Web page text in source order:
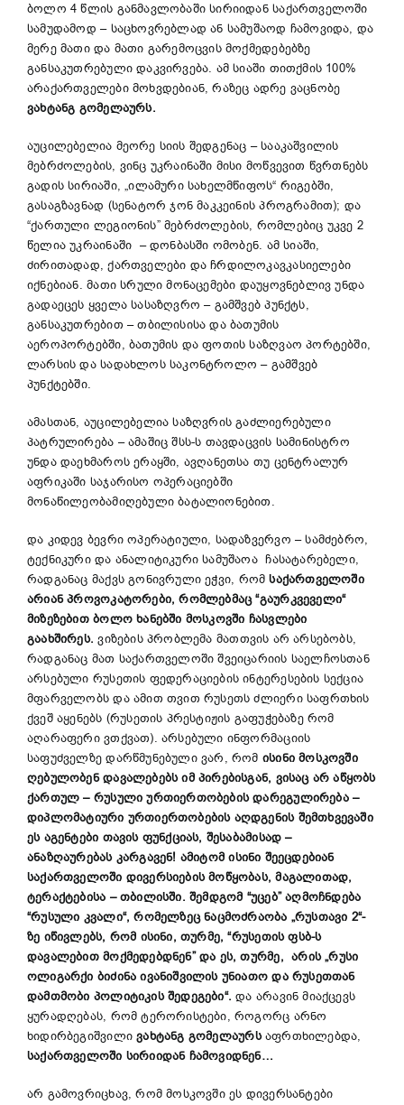
ბოლო 4 წლის განმავლობაში სირიიდან საქართველოში
სამუდამოდ – საცხოვრებლად ან სამუშაოდ ჩამოვიდა, და
მერე მათი და მათი გარემოცვის მოქმედებებზე
განსაკუთრებული დაკვირვება. ამ სიაში თითქმის 100%
არაქართველები მოხვდებიან, რაზეც ადრე ვაცნობე
ვახტანგ გომელაურს.
აუცილებელია მეორე სიის შედგენაც – სააკაშვილის
მებრძოლების, ვინც უკრაინაში მისი მოწვევით წვრთნებს
გადის სირიაში, „ილამური სახელმწიფოს“ რიგებში,
გასაგზავნად (სენატორ ჯონ მაკკეინის პროგრამით); და
“ქართული ლეგიონის” მებრძოლების, რომლებიც უკვე 2
წელია უკრაინაში – დონბასში ომობენ. ამ სიაში,
ძირითადად, ქართველები და ჩრდილოკავკასიელები
იქნებიან. მათი სრული მონაცემები დაუყოვნებლივ უნდა
გადაეცეს ყველა სასაზღვრო – გამშვებ პუნქტს,
განსაკუთრებით – თბილისისა და ბათუმის
აეროპორტებში, ბათუმის და ფოთის საზღვაო პორტებში,
ლარსის და სადახლოს საკონტროლო – გამშვებ
პუნქტებში.
ამასთან, აუცილებელია საზღვრის გაძლიერებული
პატრულირება – ამაშიც შსს-ს თავდაცვის სამინისტრო
უნდა დაეხმაროს ერაყში, ავღანეთსა თუ ცენტრალურ
აფრიკაში საჯარისო ოპერაციებში
მონაწილეობამიღებული ბატალიონებით.
და კიდევ ბევრი ოპერატიული, სადაზვერვო – სამძებრო,
ტექნიკური და ანალიტიკური სამუშაოა ჩასატარებელი,
რადგანაც მაქვს გონივრული ეჭვი, რომსაქართველოში
არიან პროვოკატორები, რომლებმაც “გაურკვეველი“
მიზეზებით ბოლო ხანებში მოსკოვში ჩასვლები
გაახშირეს. ვიზების პრობლემა მათთვის არ არსებობს,
რადგანაც მათ საქართველოში შვეიცარიის საელჩოსთან
არსებული რუსეთის ფედერაციების ინტერესების სექცია
მფარველობს და ამით თვით რუსეთს ძლიერი საფრთხის
ქვეშ აყენებს (რუსეთის პრესტიჟის გაფუჭებაზე რომ
აღარაფერი ვთქვათ). არსებული ინფორმაციის
საფუძველზე დარწმუნებული ვარ, რომ ისინი მოსკოვში
ღებულობენ დავალებებს იმ პირებისგან, ვისაც არ აწყობს
ქართულ – რუსული ურთიერთობების დარეგულირება –
დიპლომატიური ურთიერთობების აღდგენის შემთხვევაში
ეს აგენტები თავის ფუნქციას, შესაბამისად –
ანაზღაურებას კარგავენ! ამიტომ ისინი შეეცდებიან
საქართველოში დივერსიების მოწყობას, მაგალითად,
ტერაქტებისა – თბილისში. შემდგომ “უცებ” აღმოჩნდება
“რუსული კვალი“, რომელზეც ნაცმოძრაობა „რუსთავი 2“-
ზე იწივლებს, რომ ისინი, თურმე, “რუსეთის ფსბ-ს
დავალებით მოქმედებდნენ” და ეს, თურმე, არის „რუსი
ოლიგარქი ბიძინა ივანიშვილის უნიათო და რუსეთთან
დამთმობი პოლიტიკის შედეგები“. და არავინ მიაქცევს
ყურადღებას, რომ ტერორისტები, როგორც არნო
ხიდირბეგიშვილივახტანგ გომელაურსაფრთხილებდა,
საქართველოში სირიიდან ჩამოვიდნენ…
არ გამოვრიცხავ, რომ მოსკოვში ეს დივერსანტები